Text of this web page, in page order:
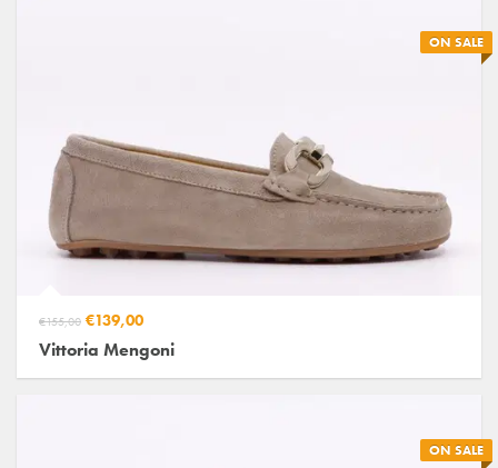
ON SALE
€155,00 €139,00
Vittoria Mengoni
ON SALE